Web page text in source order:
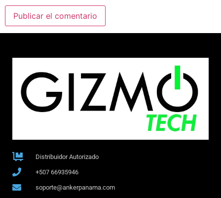
Distribuidor Autorizado
+507 66935946
soporte@ankerpanama.com